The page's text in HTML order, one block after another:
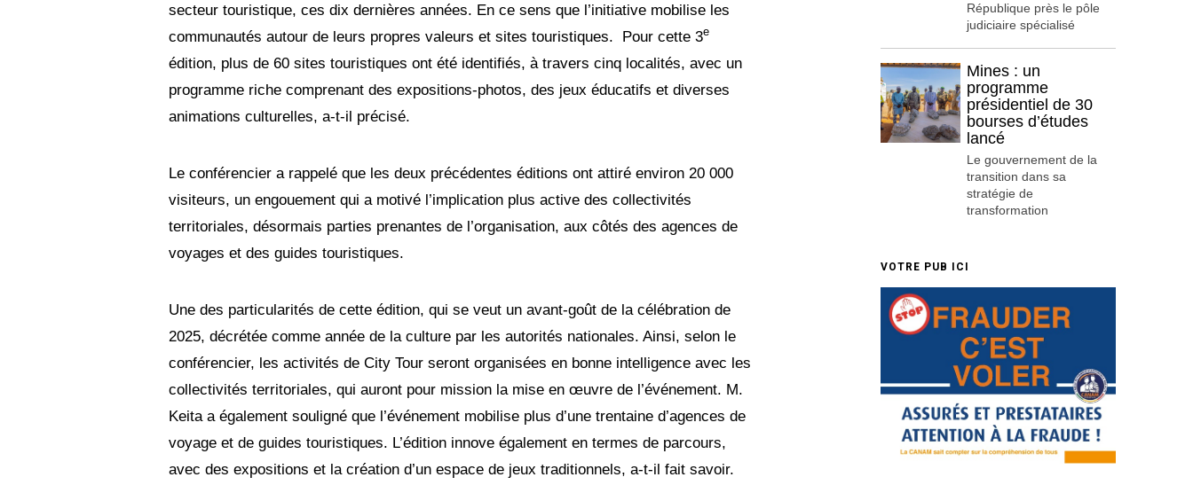
secteur touristique, ces dix dernières années. En ce sens que l’initiative mobilise les
communautés autour de leurs propres valeurs et sites touristiques. Pour cette 3e
édition, plus de 60 sites touristiques ont été identifiés, à travers cinq localités, avec un
programme riche comprenant des expositions-photos, des jeux éducatifs et diverses
animations culturelles, a-t-il précisé.
Le conférencier a rappelé que les deux précédentes éditions ont attiré environ 20 000
visiteurs, un engouement qui a motivé l’implication plus active des collectivités
territoriales, désormais parties prenantes de l’organisation, aux côtés des agences de
voyages et des guides touristiques.
Une des particularités de cette édition, qui se veut un avant-goût de la célébration de
2025, décrétée comme année de la culture par les autorités nationales. Ainsi, selon le
conférencier, les activités de City Tour seront organisées en bonne intelligence avec les
collectivités territoriales, qui auront pour mission la mise en œuvre de l’événement. M.
Keita a également souligné que l’événement mobilise plus d’une trentaine d’agences de
voyage et de guides touristiques. L’édition innove également en termes de parcours,
avec des expositions et la création d’un espace de jeux traditionnels, a-t-il fait savoir.
République près le pôle
judiciaire spécialisé
Mines : un
programme
présidentiel de 30
bourses d’études
lancé
Le gouvernement de la
transition dans sa
stratégie de
transformation
VOTRE PUB ICI